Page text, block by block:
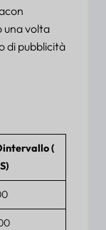
una volta
di pubblicità
intervallo(
S)